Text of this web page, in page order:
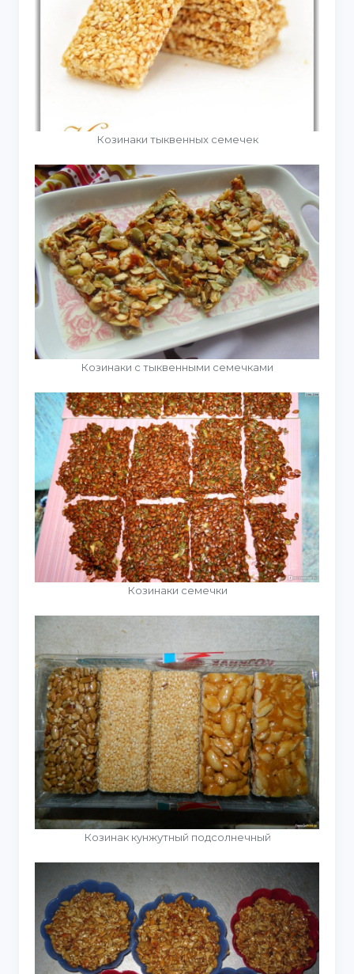
Козинаки тыквенных семечек
Козинаки с тыквенными семечками
Козинаки семечки
Козинак кунжутный подсолнечный